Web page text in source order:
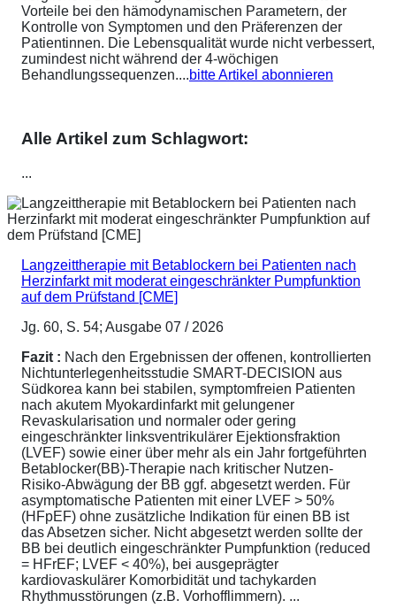
Vorteile bei den hämodynamischen Parametern, der
Kontrolle von Symptomen und den Präferenzen der
Patientinnen. Die Lebensqualität wurde nicht verbessert,
zumindest nicht während der 4-wöchigen
Behandlungssequenzen....bitte Artikel abonnieren
Alle Artikel zum Schlagwort:
...
Langzeittherapie mit Betablockern bei Patienten nach
Herzinfarkt mit moderat eingeschränkter Pumpfunktion
auf dem Prüfstand [CME]
Jg. 60, S. 54; Ausgabe 07 / 2026
Fazit : Nach den Ergebnissen der offenen, kontrollierten
Nichtunterlegenheitsstudie SMART-DECISION aus
Südkorea kann bei stabilen, symptomfreien Patienten
nach akutem Myokardinfarkt mit gelungener
Revaskularisation und normaler oder gering
eingeschränkter linksventrikulärer Ejektionsfraktion
(LVEF) sowie einer über mehr als ein Jahr fortgeführten
Betablocker(BB)-Therapie nach kritischer Nutzen-
Risiko-Abwägung der BB ggf. abgesetzt werden. Für
asymptomatische Patienten mit einer LVEF > 50%
(HFpEF) ohne zusätzliche Indikation für einen BB ist
das Absetzen sicher. Nicht abgesetzt werden sollte der
BB bei deutlich eingeschränkter Pumpfunktion (reduced
= HFrEF; LVEF < 40%), bei ausgeprägter
kardiovaskulärer Komorbidität und tachykarden
Rhythmusstörungen (z.B. Vorhofflimmern). ...